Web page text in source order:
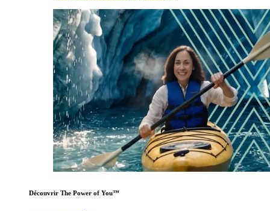
Découvrir The Power of You™️